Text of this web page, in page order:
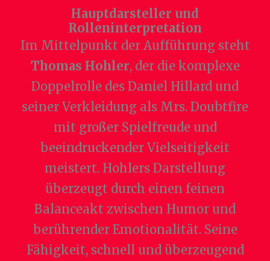
Hauptdarsteller und
Rolleninterpretation
Im Mittelpunkt der Aufführung steht
Thomas Hohler, der die komplexe
Doppelrolle des Daniel Hillard und
seiner Verkleidung als Mrs. Doubtfire
mit großer Spielfreude und
beeindruckender Vielseitigkeit
meistert. Hohlers Darstellung
überzeugt durch einen feinen
Balanceakt zwischen Humor und
berührender Emotionalität. Seine
Fähigkeit, schnell und überzeugend